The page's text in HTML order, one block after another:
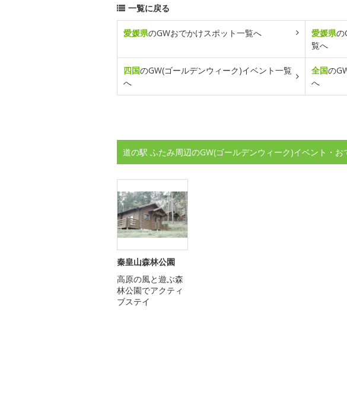
一覧に戻る
愛媛県のGWおでかけスポット一覧へ 愛媛県の
覧へ
四国のGW(ゴールデンウィーク)イベント一覧
へ
全国の
へ
道の駅 ふたみ周辺のGW(ゴールデンウィーク)イベント・お
秦皇山森林公園
高原の風と遊ぶ森
林公園でアクティ
ブステイ